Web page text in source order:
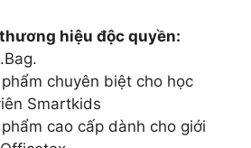
hiệu độc quyền:
chuyên biệt cho học
Smartkids
cao cấp dành cho giới